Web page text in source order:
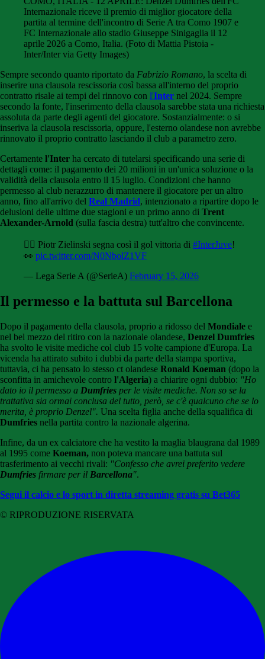
Internazionale riceve il premio di miglior giocatore della
partita al termine dell'incontro di Serie A tra Como 1907 e
FC Internazionale allo stadio Giuseppe Sinigaglia il 12
aprile 2026 a Como, Italia. (Foto di Mattia Pistoia -
Inter/Inter via Getty Images)
Sempre secondo quanto riportato da Fabrizio Romano, la scelta di
inserire una clausola rescissoria così bassa all'interno del proprio
contratto risale ai tempi del rinnovo con l'Inter nel 2024. Sempre
secondo la fonte, l'inserimento della clausola sarebbe stata una richiesta
assoluta da parte degli agenti del giocatore. Sostanzialmente: o si
inseriva la clausola rescissoria, oppure, l'esterno olandese non avrebbe
rinnovato il proprio contratto lasciando il club a parametro zero.
Certamente l'Inter ha cercato di tutelarsi specificando una serie di
dettagli come: il pagamento dei 20 milioni in un'unica soluzione o la
validità della clausola entro il 15 luglio. Condizioni che hanno
permesso al club nerazzurro di mantenere il giocatore per un altro
anno, fino all'arrivo del Real Madrid, intenzionato a ripartire dopo le
delusioni delle ultime due stagioni e un primo anno di Trent
Alexander-Arnold (sulla fascia destra) tutt'altro che convincente.
🤵‍♂️ Piotr Zielinski segna così il gol vittoria di #InterJuve!
👀 pic.twitter.com/N0NbolZ1VF
— Lega Serie A (@SerieA) February 15, 2026
Il permesso e la battuta sul Barcellona
Dopo il pagamento della clausola, proprio a ridosso del Mondiale e
nel bel mezzo del ritiro con la nazionale olandese, Denzel Dumfries
ha svolto le visite mediche col club 15 volte campione d'Europa. La
vicenda ha attirato subito i dubbi da parte della stampa sportiva,
tuttavia, ci ha pensato lo stesso ct olandese Ronald Koeman (dopo la
sconfitta in amichevole contro l'Algeria) a chiarire ogni dubbio: "Ho
dato io il permesso a Dumfries per le visite mediche. Non so se la
trattativa sia ormai conclusa del tutto, però, se c'è qualcuno che se lo
merita, è proprio Denzel". Una scelta figlia anche della squalifica di
Dumfries nella partita contro la nazionale algerina.
Infine, da un ex calciatore che ha vestito la maglia blaugrana dal 1989
al 1995 come Koeman, non poteva mancare una battuta sul
trasferimento ai vecchi rivali: "Confesso che avrei preferito vedere
Dumfries firmare per il Barcellona".
Segui il calcio e lo sport in diretta streaming gratis su Bet365
© RIPRODUZIONE RISERVATA